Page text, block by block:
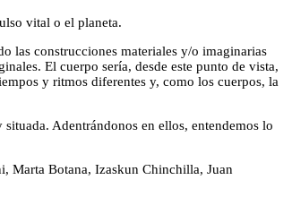
vital o el planeta.
las construcciones materiales y/o imaginarias
El cuerpo sería, desde este punto de vista,
y ritmos diferentes y, como los cuerpos, la
Adentrándonos en ellos, entendemos lo
Marta Botana, Izaskun Chinchilla, Juan